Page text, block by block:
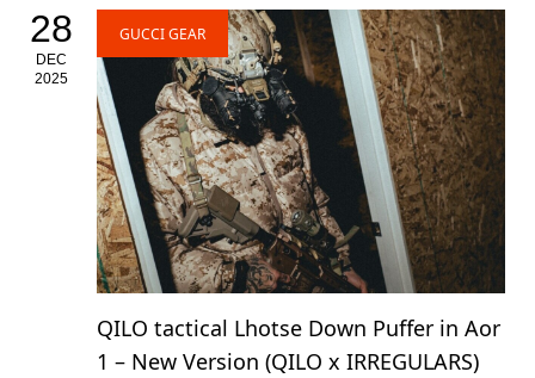
28
DEC
2025
GUCCI GEAR
QILO tactical Lhotse Down Puffer in Aor
1 – New Version (QILO x IRREGULARS)